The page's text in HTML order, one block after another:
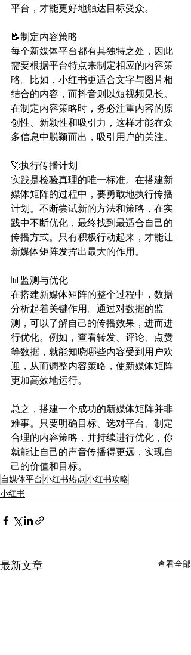
平台，才能更好地触达目标受众。
📝制定内容策略
每个新媒体平台都有其独特之处，因此
需要根据平台特点来制定相应的内容策
略。比如，小红书更适合文字与图片相
结合的内容，而抖音则以短视频见长。
在制定内容策略时，务必注重内容的原
创性、新颖性和吸引力，这样才能在众
多信息中脱颖而出，吸引用户的关注。
🚀执行传播计划
实践是检验真理的唯一标准。在搭建新
媒体矩阵的过程中，要勇敢地执行传播
计划。不断尝试新的方法和策略，在实
践中不断优化，最终找到最适合自己的
传播方式。只有积极行动起来，才能让
新媒体矩阵发挥出最大的作用。
📊监测与优化
在搭建新媒体矩阵的整个过程中，数据
分析起着关键作用。通过对数据的监
测，可以了解自己的传播效果，进而进
行优化。例如，查看转发、评论、点赞
等数据，就能知晓哪些内容受到用户欢
迎，从而调整内容策略，使新媒体矩阵
更加高效地运行。
总之，搭建一个成功的新媒体矩阵并非
难事。只要明确目标、选对平台、制定
合理的内容策略，并持续进行优化，你
就能让自己的声音传播得更远，实现自
己的价值和目标。
自媒体平台小红书热点小红书攻略
小红书
最新文章 查看全部